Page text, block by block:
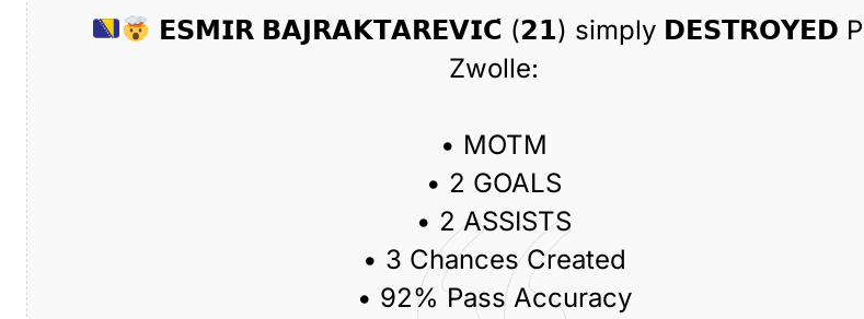
𝗘𝗦𝗠𝗜𝗥 𝗕𝗔𝗝𝗥𝗔𝗞𝗧𝗔𝗥𝗘𝗩𝗜𝗖́ (𝟮𝟭) simply 𝗗𝗘𝗦𝗧𝗥𝗢𝗬𝗘𝗗
Zwolle:
• MOTM
• 2 GOALS
• 2 ASSISTS
• 3 Chances Created
• 92% Pass Accuracy